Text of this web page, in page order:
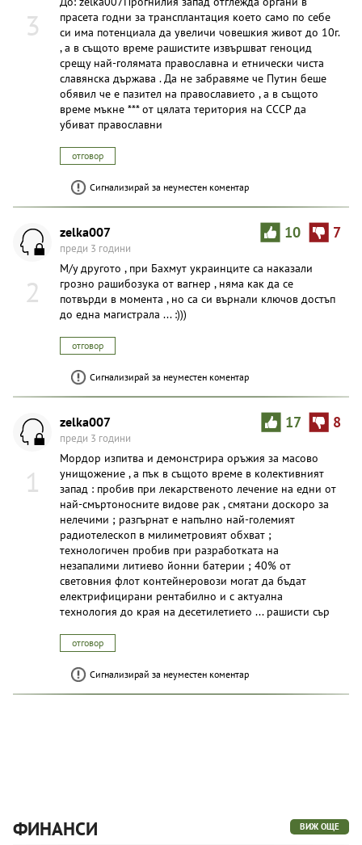
3
прасета годни за трансплантация което само по себе
си има потенциала да увеличи човешкия живот до 10г.
, а в същото време рашистите извършват геноцид
срещу най-голямата православна и етнически чиста
славянска държава . Да не забравяме че Путин беше
обявил че е пазител на православието , а в същото
време мъкне *** от цялата територия на СССР да
убиват православни
отговор
Сигнализирай за неуместен коментар
2
10 7
zelka007
преди 3 години
М/у другото , при Бахмут украинците са наказали
грозно рашибозука от вагнер , няма как да се
потвърди в момента , но са си върнали ключов достъп
до една магистрала ... :)))
отговор
Сигнализирай за неуместен коментар
1
17 8
zelka007
преди 3 години
Мордор изпитва и демонстрира оръжия за масово
унищожение , а пък в същото време в колективният
запад : пробив при лекарственото лечение на едни от
най-смъртоносните видове рак , смятани доскоро за
нелечими ; разгърнат е напълно най-големият
радиотелескоп в милиметровият обхват ;
технологичен пробив при разработката на
незапалими литиево йонни батерии ; 40% от
световния флот контейнеровози могат да бъдат
електрифицирани рентабилно и с актуална
технология до края на десетилетието ... рaшисти сър
отговор
Сигнализирай за неуместен коментар
ФИНАНСИ ВИЖ ОЩЕ